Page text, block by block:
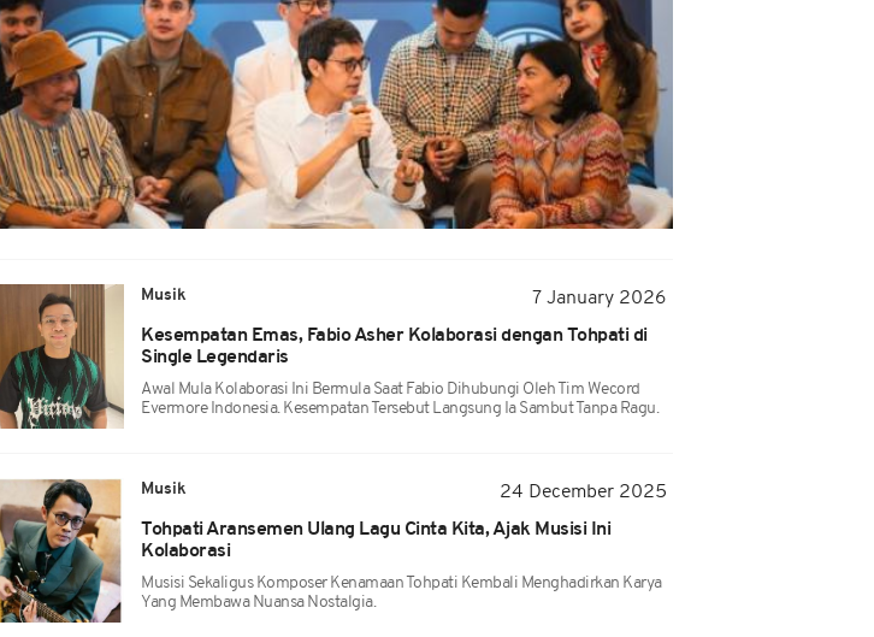
Musik
7 January 2026
Kesempatan Emas, Fabio Asher Kolaborasi dengan Tohpati di
Single Legendaris
Awal Mula Kolaborasi Ini Bermula Saat Fabio Dihubungi Oleh Tim Wecord
Evermore Indonesia. Kesempatan Tersebut Langsung Ia Sambut Tanpa Ragu.
Musik
24 December 2025
Tohpati Aransemen Ulang Lagu Cinta Kita, Ajak Musisi Ini
Kolaborasi
Musisi Sekaligus Komposer Kenamaan Tohpati Kembali Menghadirkan Karya
Yang Membawa Nuansa Nostalgia.